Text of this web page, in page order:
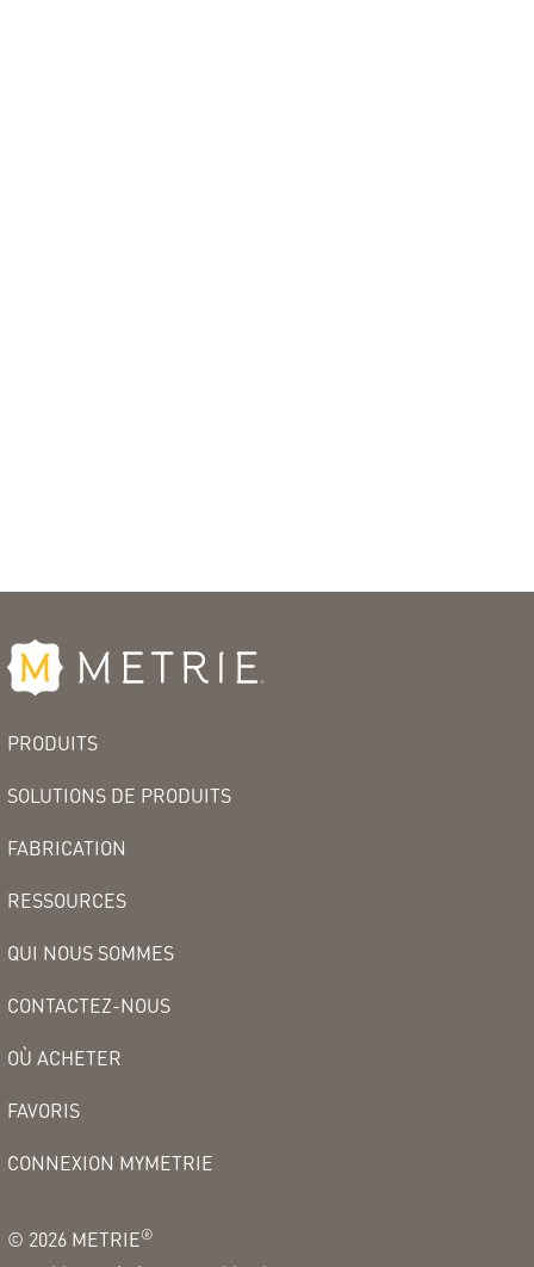
PRODUITS
SOLUTIONS DE PRODUITS
FABRICATION
RESSOURCES
QUI NOUS SOMMES
CONTACTEZ-NOUS
OÙ ACHETER
FAVORIS
CONNEXION MYMETRIE
© 2026 METRIE®